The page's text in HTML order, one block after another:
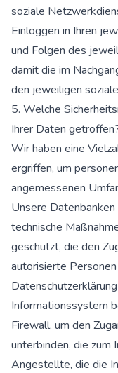
soziale
Einloggen in Ihren
und Folgen des
damit die im
den jeweiligen
5. Welche
Ihrer Daten
Wir haben eine
ergriffen, um
angemessenen
Unsere
technische
geschützt, die den
autorisierte
Informationssystem
Firewall, um den
unterbinden, die zum
Angestellte, die die